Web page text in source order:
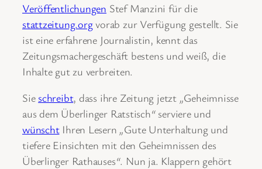
Veröffentlichungen Stef Manzini für die
stattzeitung.orgvorab zur Verfügung gestellt. Sie
ist eine erfahrene Journalistin, kennt das
Zeitungsmachergeschäft bestens und weiß, die
Inhalte gut zu verbreiten.
Sieschreibt, dass ihre Zeitung jetzt „Geheimnisse
aus dem Überlinger Ratstisch“serviere und
wünschtIhren Lesern „Gute Unterhaltung und
tiefere Einsichten mit den Geheimnissen des
Überlinger Rathauses“. Nun ja. Klappern gehört